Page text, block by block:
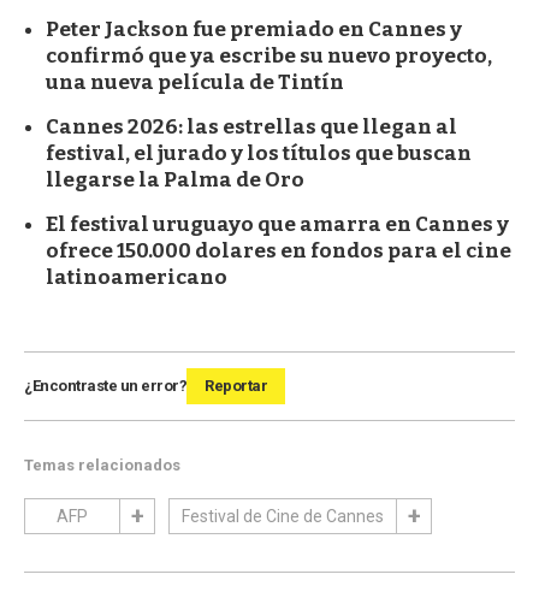
Peter Jackson fue premiado en Cannes y
confirmó que ya escribe su nuevo proyecto,
una nueva película de Tintín
Cannes 2026: las estrellas que llegan al
festival, el jurado y los títulos que buscan
llegarse la Palma de Oro
El festival uruguayo que amarra en Cannes y
ofrece 150.000 dolares en fondos para el cine
latinoamericano
¿Encontraste un error? Reportar
Temas relacionados
AFP Festival de Cine de Cannes